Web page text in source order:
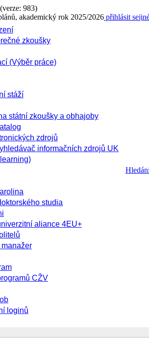
(verze: 983)
akademický rok 2025/2026 přihlásit se
zkoušky
(Výběr práce)
stáží
státní zkoušky a obhajoby
zdrojů
informačních zdrojů UK
studia
aliance 4EU+
CŽV
loginů